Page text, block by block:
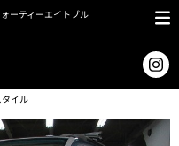
ーティーエイトブル
イル